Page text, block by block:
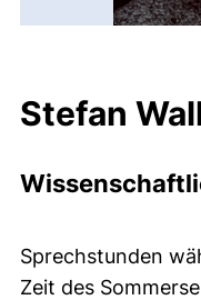
Stefan
Sprechstunden
Zeit des